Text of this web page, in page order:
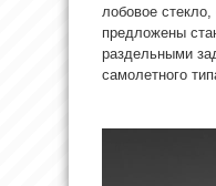
лобовое
предложены
раздельными
самолетного